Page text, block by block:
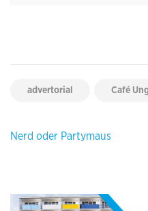
advertorial Café
Beitragsnavigation
Nerd oder Partymaus